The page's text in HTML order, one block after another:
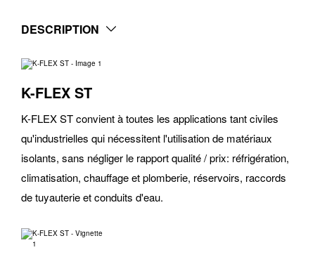
DESCRIPTION
K-FLEX ST
K-FLEX ST convient à toutes les applications tant civiles
qu'industrielles qui nécessitent l'utilisation de matériaux
isolants, sans négliger le rapport qualité / prix: réfrigération,
climatisation, chauffage et plomberie, réservoirs, raccords
de tuyauterie et conduits d'eau.